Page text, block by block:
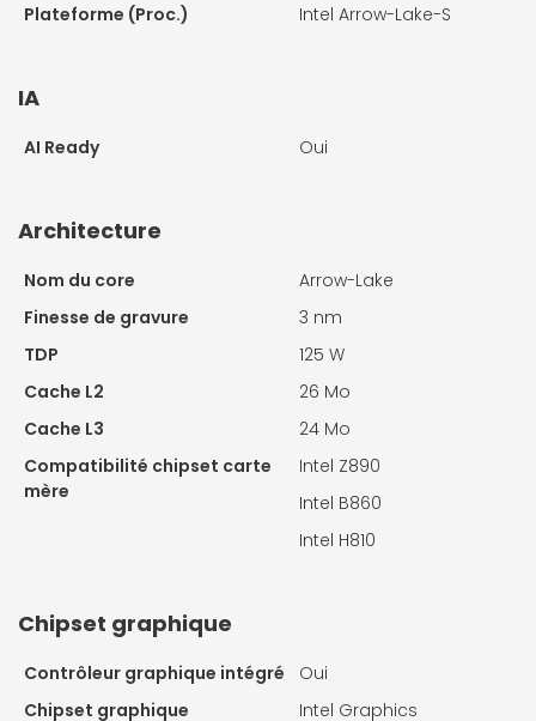
Plateforme (Proc.)
Intel Arrow-Lake-S
IA
AI Ready Oui
Architecture
Nom du core
Arrow-Lake
Finesse de gravure
3 nm
TDP
125 W
Cache L2
26 Mo
Cache L3
24 Mo
Compatibilité chipset carte
mère
Intel Z890
Intel B860
Intel H810
Chipset graphique
Contrôleur graphique intégré
Oui
Chipset graphique
Intel Graphics